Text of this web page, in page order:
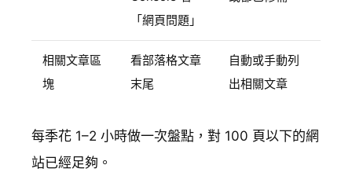
「網頁問題」
相關文章區
塊
看部落格文章
末尾
自動或手動列
出相關文章
每季花 1–2 小時做一次盤點，對 100 頁以下的網
站已經足夠。